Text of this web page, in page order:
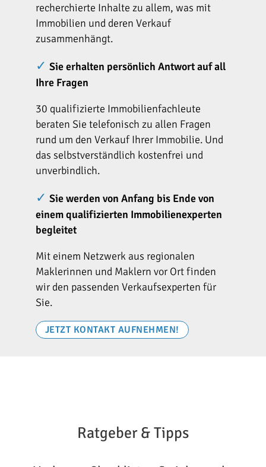
recherchierte Inhalte zu allem, was mit
Immobilien und deren Verkauf
zusammenhängt.
✓ Sie erhalten persönlich Antwort auf all
Ihre Fragen
30 qualifizierte Immobilienfachleute
beraten Sie telefonisch zu allen Fragen
rund um den Verkauf Ihrer Immobilie. Und
das selbstverständlich kostenfrei und
unverbindlich.
✓ Sie werden von Anfang bis Ende von
einem qualifizierten Immobilienexperten
begleitet
Mit einem Netzwerk aus regionalen
Maklerinnen und Maklern vor Ort finden
wir den passenden Verkaufsexperten für
Sie.
JETZT KONTAKT AUFNEHMEN!
Ratgeber & Tipps